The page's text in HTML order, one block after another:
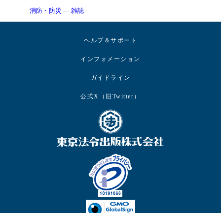
消防・防災 ― 雑誌
ヘルプ＆サポート
インフォメーション
ガイドライン
公式X（旧Twitter）